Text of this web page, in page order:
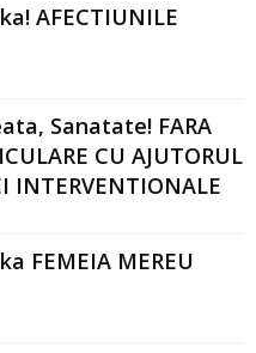
AFECTIUNILE
Sanatate! FARA
CU AJUTORUL
INTERVENTIONALE
FEMEIA MEREU